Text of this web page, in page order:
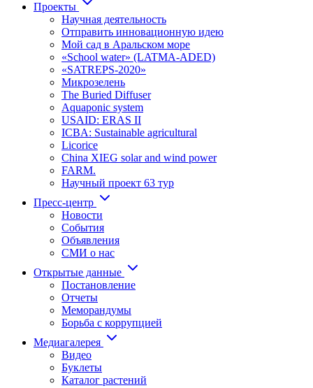
Проекты
Научная деятельность
Отправить инновационную идею
Мой сад в Аральском море
«School water» (LATMA-ADED)
«SATREPS-2020»
Микрозелень
The Buried Diffuser
Aquaponic system
USAID: ERAS II
ICBA: Sustainable agricultural
Licorice
China XIEG solar and wind power
FARM.
Научный проект 63 тур
Пресс-центр
Новости
События
Объявления
СМИ о нас
Открытые данные
Постановление
Отчеты
Меморандумы
Борьба с коррупцией
Медиагалерея
Видео
Буклеты
Каталог растений